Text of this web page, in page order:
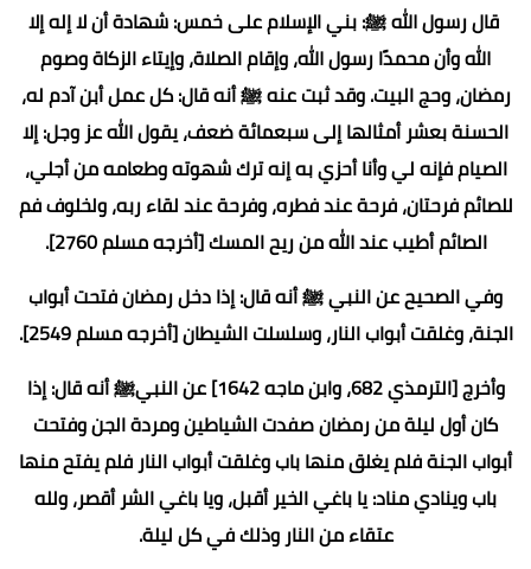
قال رسول الله ﷺ: بني الإسلام على خمس: شهادة أن لا إله إلا
الله وأن محمدًا رسول الله، وإقام الصلاة، وإيتاء الزكاة وصوم
رمضان، وحج البيت. وقد ثبت عنه ﷺ أنه قال: كل عمل أبن آدم له،
الحسنة بعشر أمثالها إلى سبعمائة ضعف، يقول الله عز وجل: إلا
الصيام فإنه لي وأنا أحزي به إنه ترك شهوته وطعامه من أجلي،
للصائم فرحتان، فرحة عند فطره، وفرحة عند لقاء ربه، ولخلوف فم
الصائم أطيب عند الله من ريح المسك [أخرجه مسلم 2760].
وفي الصحيح عن النبي ﷺ أنه قال: إذا دخل رمضان فتحت أبواب
الجنة، وغلقت أبواب النار، وسلسلت الشيطان [أخرجه مسلم 2549].
وأخرج [الترمذي 682، وابن ماجه 1642] عن النبيﷺ أنه قال: إذا
كان أول ليلة من رمضان صفدت الشياطين ومردة الجن وفتحت
أبواب الجنة فلم يغلق منها باب وغلقت أبواب النار فلم يفتح منها
باب وينادي مناد: يا باغي الخير أقبل، ويا باغي الشر أقصر، ولله
عتقاء من النار وذلك في كل ليلة.